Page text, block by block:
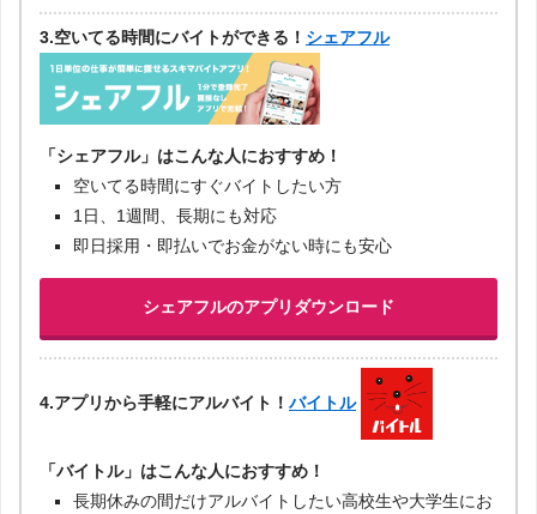
3.空いてる時間にバイトができる！ シェアフル
「シェアフル」はこんな人におすすめ！
空いてる時間にすぐバイトしたい方
1日、1週間、長期にも対応
即日採用・即払いでお金がない時にも安心
シェアフルのアプリダウンロード
4.アプリから手軽にアルバイト！ バイトル
「バイトル」はこんな人におすすめ！
長期休みの間だけアルバイトしたい高校生や大学生にお